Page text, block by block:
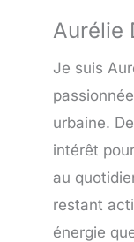
Aurélie
Je suis
urbaine.
intérêt
au
restant
énergie